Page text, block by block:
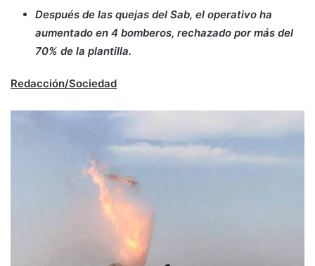
Después de las quejas del Sab, el operativo ha
aumentado en 4 bomberos, rechazado por más del
70% de la plantilla.
Redacción/Sociedad